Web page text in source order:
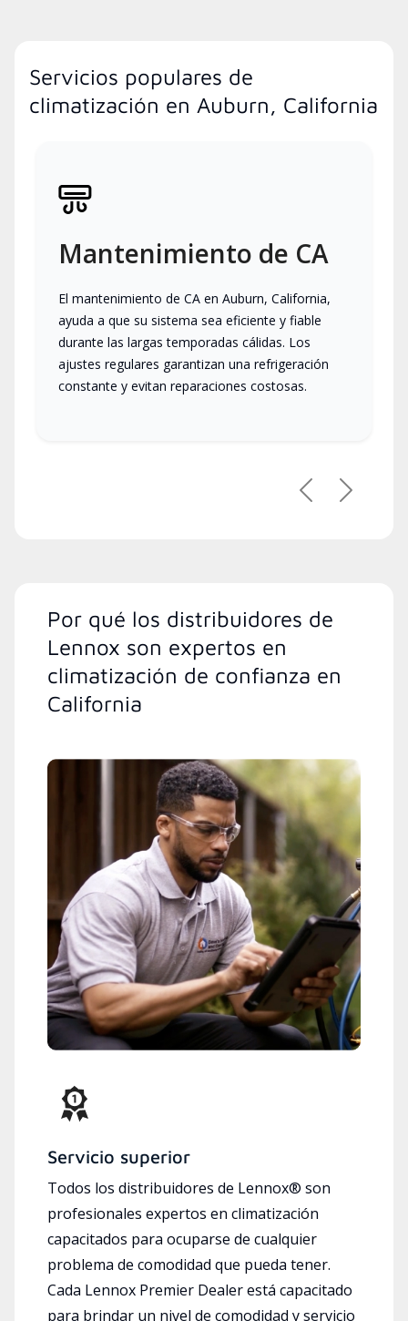
Servicios populares de
climatización en Auburn, California
Mantenimiento de CA
El mantenimiento de CA en Auburn, California,
ayuda a que su sistema sea eficiente y fiable
durante las largas temporadas cálidas. Los
ajustes regulares garantizan una refrigeración
constante y evitan reparaciones costosas.
PreviousNext
Por qué los distribuidores de
Lennox son expertos en
climatización de confianza en
California
Servicio superior
Todos los distribuidores de Lennox® son
profesionales expertos en climatización
capacitados para ocuparse de cualquier
problema de comodidad que pueda tener.
Cada Lennox Premier Dealer está capacitado
para brindar un nivel de comodidad y servicio